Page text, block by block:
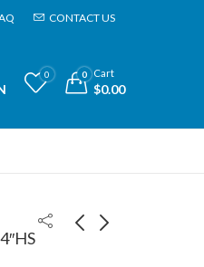
CONTACT US
0 0 Cart
$0.00